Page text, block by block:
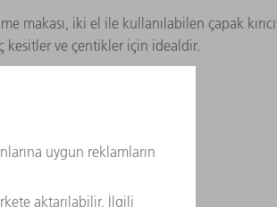
makası, iki el ile kullanılabilen çapak
kesitler ve çentikler için idealdir.